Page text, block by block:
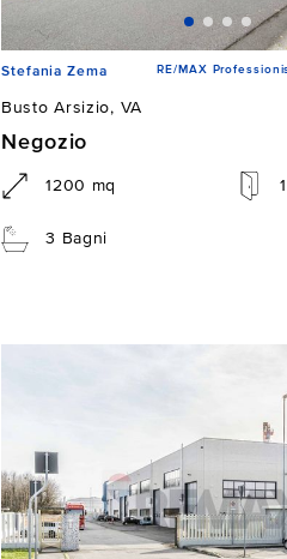
Stefania Zema RE/MAX
Busto Arsizio, VA
Negozio
1200 mq
3 Bagni